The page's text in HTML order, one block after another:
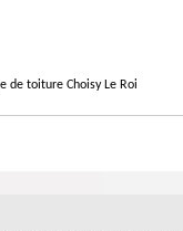
de toiture Choisy Le Roi